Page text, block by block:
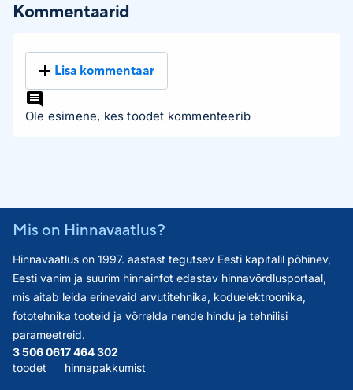
Kommentaarid
Lisa kommentaar
Ole esimene, kes toodet kommenteerib
Mis on Hinnavaatlus?
Hinnavaatlus on 1997. aastast tegutsev Eesti kapitalil põhinev,
Eesti vanim ja suurim hinnainfot edastav hinnavõrdlusportaal,
mis aitab leida erinevaid arvutitehnika, koduelektroonika,
fototehnika tooteid ja võrrelda nende hindu ja tehnilisi
parameetreid.
3 506 061
toodet
7 464 302
hinnapakkumist